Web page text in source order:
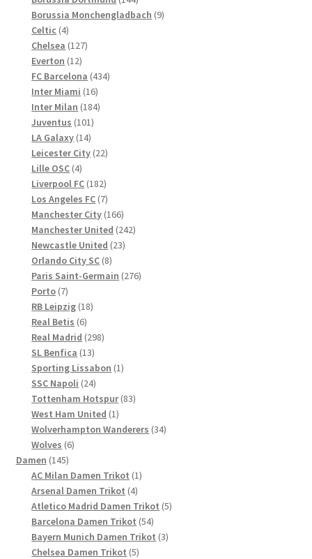
Produkte
Borussia Monchengladbach 99
Celtic 44
Produkte
Chelsea 127127
Everton 1212
Produkte
FC Barcelona 434434
Inter Miami 1616
Produkte
Inter Milan 184184
Juventus 101101
LA Galaxy 1414
Produkte
Leicester City 2222
Lille OSC 44
Produkte
Liverpool FC 182182
Produkte
Los Angeles FC 77
Produkte
Manchester City 166166
Produkte
Manchester United 242242
Newcastle United 2323
Orlando City SC 88
Produkte
Paris Saint-Germain 276276
Porto 77
Produkte
RB Leipzig 1818
Real Betis 66
Produkte
Real Madrid 298298
SL Benfica 1313
Produkte
Sporting Lissabon 11
SSC Napoli 2424
Produkte
Tottenham Hotspur 8383
West Ham United 11
Produkt
Wolverhampton Wanderers 3434
Wolves 66
Damen 145145
Produkte
AC Milan Damen Trikot 11
Arsenal Damen Trikot 44
Produkte
Atletico Madrid Damen Trikot 55
Barcelona Damen Trikot 5454
Produkte
Bayern Munich Damen Trikot 33
Chelsea Damen Trikot 55